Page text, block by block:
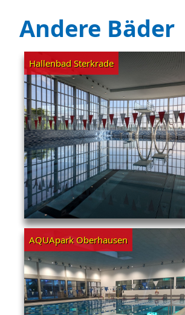
Andere Bäder
Hallenbad Sterkrade
AQUApark Oberhausen